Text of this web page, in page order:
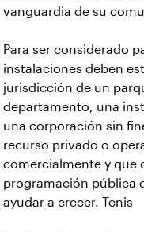
vanguardia de su
Para ser considerado
instalaciones deben
jurisdicción de un
departamento, una
una corporación sin
recurso privado o
comercialmente y que
programación pública
ayudar a crecer. Tenis